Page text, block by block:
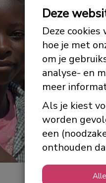
Deze
Deze
hoe je met
om je
analyse- en
meer
Als je kiest
worden
een
onthouden